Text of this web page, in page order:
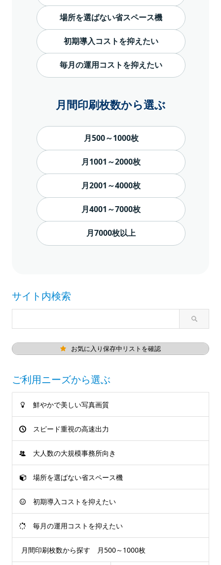
場所を選ばない省スペース機
初期導入コストを抑えたい
毎月の運用コストを抑えたい
月間印刷枚数から選ぶ
月500～1000枚
月1001～2000枚
月2001～4000枚
月4001～7000枚
月7000枚以上
サイト内検索
お気に入り保存中リストを確認
ご利用ニーズから選ぶ
鮮やかで美しい写真画質
スピード重視の高速出力
大人数の大規模事務所向き
場所を選ばない省スペース機
初期導入コストを抑えたい
毎月の運用コストを抑えたい
月間印刷枚数から探す 月500～1000枚